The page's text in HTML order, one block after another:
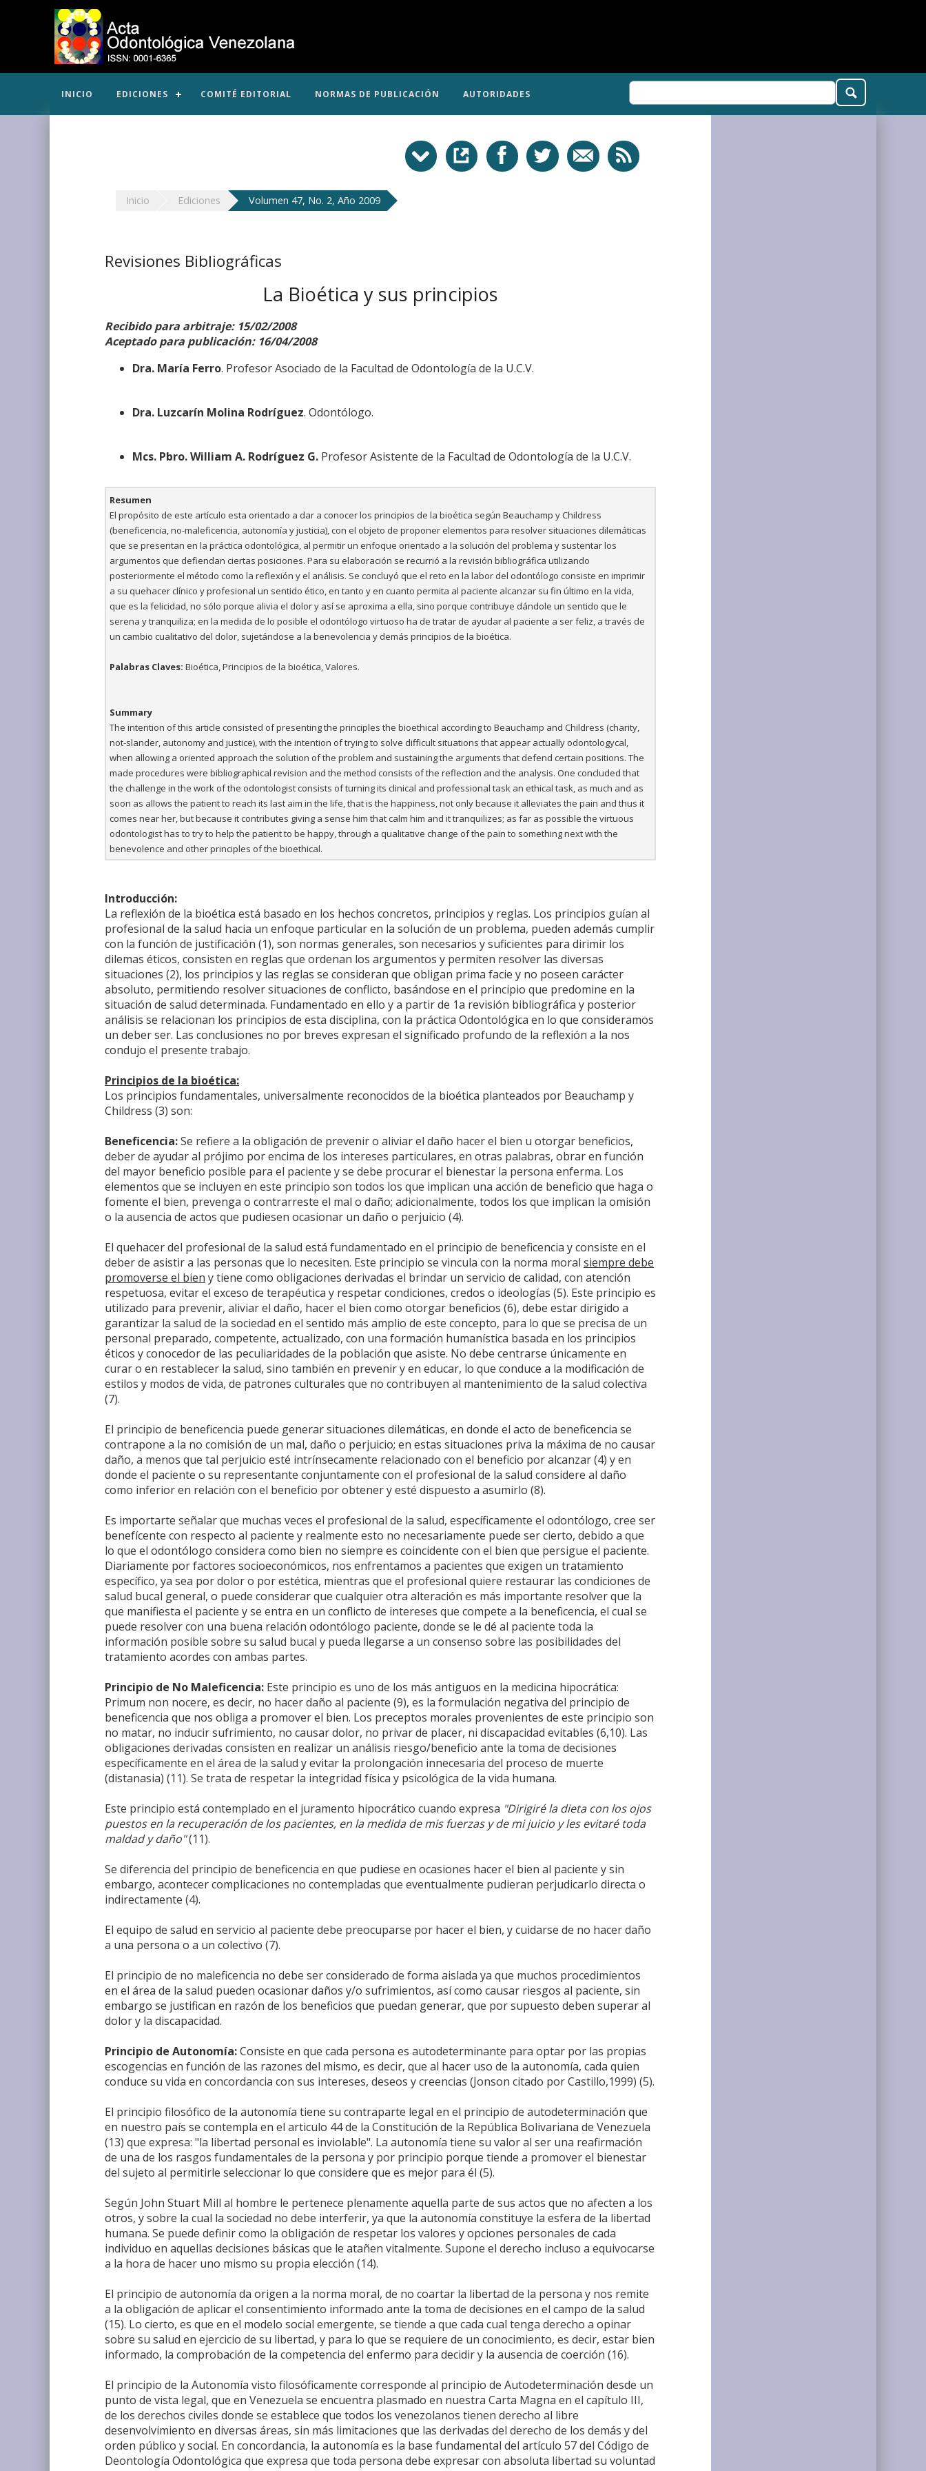
INICIO EDICIONES COMITÉ EDITORIAL NORMAS DE PUBLICACIÓN AUTORIDADES
Inicio Ediciones Volumen 47, No. 2, Año 2009
Revisiones Bibliográficas
La Bioética y sus principios
Recibido para arbitraje: 15/02/2008
Aceptado para publicación: 16/04/2008
Dra. María Ferro. Profesor Asociado de la Facultad de Odontología de la U.C.V.
Dra. Luzcarín Molina Rodríguez. Odontólogo.
Mcs. Pbro. William A. Rodríguez G. Profesor Asistente de la Facultad de Odontología de la U.C.V.
Resumen
El propósito de este artículo esta orientado a dar a conocer los principios de la bioética según Beauchamp y Childress
(beneficencia, no-maleficencia, autonomía y justicia), con el objeto de proponer elementos para resolver situaciones dilemáticas
que se presentan en la práctica odontológica, al permitir un enfoque orientado a la solución del problema y sustentar los
argumentos que defiendan ciertas posiciones. Para su elaboración se recurrió a la revisión bibliográfica utilizando
posteriormente el método como la reflexión y el análisis. Se concluyó que el reto en la labor del odontólogo consiste en imprimir
a su quehacer clínico y profesional un sentido ético, en tanto y en cuanto permita al paciente alcanzar su fin último en la vida,
que es la felicidad, no sólo porque alivia el dolor y así se aproxima a ella, sino porque contribuye dándole un sentido que le
serena y tranquiliza; en la medida de lo posible el odontólogo virtuoso ha de tratar de ayudar al paciente a ser feliz, a través de
un cambio cualitativo del dolor, sujetándose a la benevolencia y demás principios de la bioética.
Palabras Claves: Bioética, Principios de la bioética, Valores.
Summary
The intention of this article consisted of presenting the principles the bioethical according to Beauchamp and Childress (charity,
not-slander, autonomy and justice), with the intention of trying to solve difficult situations that appear actually odontologycal,
when allowing a oriented approach the solution of the problem and sustaining the arguments that defend certain positions. The
made procedures were bibliographical revision and the method consists of the reflection and the analysis. One concluded that
the challenge in the work of the odontologist consists of turning its clinical and professional task an ethical task, as much and as
soon as allows the patient to reach its last aim in the life, that is the happiness, not only because it alleviates the pain and thus it
comes near her, but because it contributes giving a sense him that calm him and it tranquilizes; as far as possible the virtuous
odontologist has to try to help the patient to be happy, through a qualitative change of the pain to something next with the
benevolence and other principles of the bioethical.
Introducción:
La reflexión de la bioética está basado en los hechos concretos, principios y reglas. Los principios guían al
profesional de la salud hacia un enfoque particular en la solución de un problema, pueden además cumplir
con la función de justificación (1), son normas generales, son necesarios y suficientes para dirimir los
dilemas éticos, consisten en reglas que ordenan los argumentos y permiten resolver las diversas
situaciones (2), los principios y las reglas se consideran que obligan prima facie y no poseen carácter
absoluto, permitiendo resolver situaciones de conflicto, basándose en el principio que predomine en la
situación de salud determinada. Fundamentado en ello y a partir de 1a revisión bibliográfica y posterior
análisis se relacionan los principios de esta disciplina, con la práctica Odontológica en lo que consideramos
un deber ser. Las conclusiones no por breves expresan el significado profundo de la reflexión a la nos
condujo el presente trabajo.
Principios de la bioética:
Los principios fundamentales, universalmente reconocidos de la bioética planteados por Beauchamp y
Childress (3) son:
Beneficencia:Se refiere a la obligación de prevenir o aliviar el daño hacer el bien u otorgar beneficios,
deber de ayudar al prójimo por encima de los intereses particulares, en otras palabras, obrar en función
del mayor beneficio posible para el paciente y se debe procurar el bienestar la persona enferma. Los
elementos que se incluyen en este principio son todos los que implican una acción de beneficio que haga o
fomente el bien, prevenga o contrarreste el mal o daño; adicionalmente, todos los que implican la omisión
o la ausencia de actos que pudiesen ocasionar un daño o perjuicio (4).
El quehacer del profesional de la salud está fundamentado en el principio de beneficencia y consiste en el
deber de asistir a las personas que lo necesiten. Este principio se vincula con la norma moral siempre debe
promoverse el bien y tiene como obligaciones derivadas el brindar un servicio de calidad, con atención
respetuosa, evitar el exceso de terapéutica y respetar condiciones, credos o ideologías (5). Este principio es
utilizado para prevenir, aliviar el daño, hacer el bien como otorgar beneficios (6), debe estar dirigido a
garantizar la salud de la sociedad en el sentido más amplio de este concepto, para lo que se precisa de un
personal preparado, competente, actualizado, con una formación humanística basada en los principios
éticos y conocedor de las peculiaridades de la población que asiste. No debe centrarse únicamente en
curar o en restablecer la salud, sino también en prevenir y en educar, lo que conduce a la modificación de
estilos y modos de vida, de patrones culturales que no contribuyen al mantenimiento de la salud colectiva
(7).
El principio de beneficencia puede generar situaciones dilemáticas, en donde el acto de beneficencia se
contrapone a la no comisión de un mal, daño o perjuicio; en estas situaciones priva la máxima de no causar
daño, a menos que tal perjuicio esté intrínsecamente relacionado con el beneficio por alcanzar (4) y en
donde el paciente o su representante conjuntamente con el profesional de la salud considere al daño
como inferior en relación con el beneficio por obtener y esté dispuesto a asumirlo (8).
Es importarte señalar que muchas veces el profesional de la salud, específicamente el odontólogo, cree ser
benefícente con respecto al paciente y realmente esto no necesariamente puede ser cierto, debido a que
lo que el odontólogo considera como bien no siempre es coincidente con el bien que persigue el paciente.
Diariamente por factores socioeconómicos, nos enfrentamos a pacientes que exigen un tratamiento
específico, ya sea por dolor o por estética, mientras que el profesional quiere restaurar las condiciones de
salud bucal general, o puede considerar que cualquier otra alteración es más importante resolver que la
que manifiesta el paciente y se entra en un conflicto de intereses que compete a la beneficencia, el cual se
puede resolver con una buena relación odontólogo paciente, donde se le dé al paciente toda la
información posible sobre su salud bucal y pueda llegarse a un consenso sobre las posibilidades del
tratamiento acordes con ambas partes.
Principio de No Maleficencia: Este principio es uno de los más antiguos en la medicina hipocrática:
Primum non nocere, es decir, no hacer daño al paciente (9), es la formulación negativa del principio de
beneficencia que nos obliga a promover el bien. Los preceptos morales provenientes de este principio son
no matar, no inducir sufrimiento, no causar dolor, no privar de placer, ni discapacidad evitables (6,10). Las
obligaciones derivadas consisten en realizar un análisis riesgo/beneficio ante la toma de decisiones
específicamente en el área de la salud y evitar la prolongación innecesaria del proceso de muerte
(distanasia) (11). Se trata de respetar la integridad física y psicológica de la vida humana.
Este principio está contemplado en el juramento hipocrático cuando expresa "Dirigiré la dieta con los ojos
puestos en la recuperación de los pacientes, en la medida de mis fuerzas y de mi juicio y les evitaré toda
maldad y daño"(11).
Se diferencia del principio de beneficencia en que pudiese en ocasiones hacer el bien al paciente y sin
embargo, acontecer complicaciones no contempladas que eventualmente pudieran perjudicarlo directa o
indirectamente (4).
El equipo de salud en servicio al paciente debe preocuparse por hacer el bien, y cuidarse de no hacer daño
a una persona o a un colectivo (7).
El principio de no maleficencia no debe ser considerado de forma aislada ya que muchos procedimientos
en el área de la salud pueden ocasionar daños y/o sufrimientos, así como causar riesgos al paciente, sin
embargo se justifican en razón de los beneficios que puedan generar, que por supuesto deben superar al
dolor y la discapacidad.
Principio de Autonomía:Consiste en que cada persona es autodeterminante para optar por las propias
escogencias en función de las razones del mismo, es decir, que al hacer uso de la autonomía, cada quien
conduce su vida en concordancia con sus intereses, deseos y creencias (Jonson citado por Castillo,1999) (5).
El principio filosófico de la autonomía tiene su contraparte legal en el principio de autodeterminación que
en nuestro país se contempla en el articulo 44 de la Constitución de la República Bolivariana de Venezuela
(13) que expresa: "la libertad personal es inviolable". La autonomía tiene su valor al ser una reafirmación
de una de los rasgos fundamentales de la persona y por principio porque tiende a promover el bienestar
del sujeto al permitirle seleccionar lo que considere que es mejor para él (5).
Según John Stuart Mill al hombre le pertenece plenamente aquella parte de sus actos que no afecten a los
otros, y sobre la cual la sociedad no debe interferir, ya que la autonomía constituye la esfera de la libertad
humana. Se puede definir como la obligación de respetar los valores y opciones personales de cada
individuo en aquellas decisiones básicas que le atañen vitalmente. Supone el derecho incluso a equivocarse
a la hora de hacer uno mismo su propia elección (14).
El principio de autonomía da origen a la norma moral, de no coartar la libertad de la persona y nos remite
a la obligación de aplicar el consentimiento informado ante la toma de decisiones en el campo de la salud
(15). Lo cierto, es que en el modelo social emergente, se tiende a que cada cual tenga derecho a opinar
sobre su salud en ejercicio de su libertad, y para lo que se requiere de un conocimiento, es decir, estar bien
informado, la comprobación de la competencia del enfermo para decidir y la ausencia de coerción (16).
El principio de la Autonomía visto filosóficamente corresponde al principio de Autodeterminación desde un
punto de vista legal, que en Venezuela se encuentra plasmado en nuestra Carta Magna en el capítulo III,
de los derechos civiles donde se establece que todos los venezolanos tienen derecho al libre
desenvolvimiento en diversas áreas, sin más limitaciones que las derivadas del derecho de los demás y del
orden público y social. En concordancia, la autonomía es la base fundamental del artículo 57 del Código de
Deontología Odontológica que expresa que toda persona debe expresar con absoluta libertad su voluntad